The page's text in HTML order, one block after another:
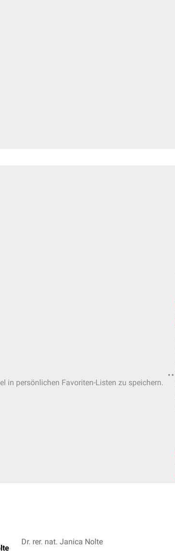
in persönlichen Favoriten-Listen zu speichern.
Dr. rer. nat. Janica Nolte